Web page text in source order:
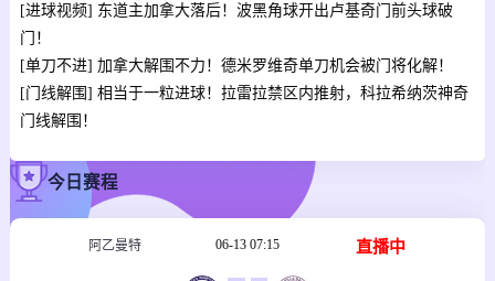
[进球视频] 东道主加拿大落后！波黑角球开出卢基奇门前头球破
门！
[单刀不进] 加拿大解围不力！德米罗维奇单刀机会被门将化解！
[门线解围] 相当于一粒进球！拉雷拉禁区内推射，科拉希纳茨神奇
门线解围！
今日赛程
阿乙曼特 06-13 07:15 直播中